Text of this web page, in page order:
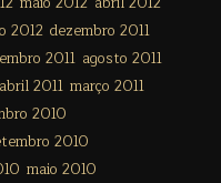
2012 dezembro 2011
2011 agosto 2011
abril 2011 março 2011
2010
2010
maio 2010